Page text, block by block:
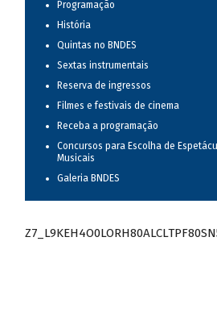
Programação
História
Quintas no BNDES
Sextas instrumentais
Reserva de ingressos
Filmes e festivais de cinema
Receba a programação
Concursos para Escolha de
Musicais
Galeria BNDES